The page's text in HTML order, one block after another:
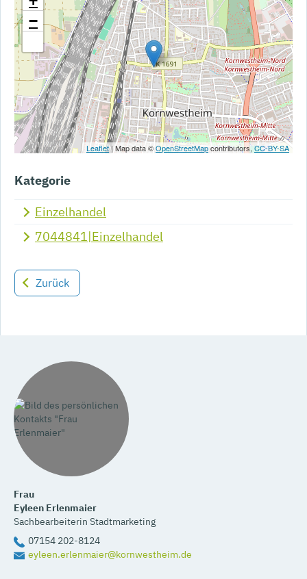
−
Leaflet| Map data ©OpenStreetMapcontributors,CC-BY-SA
Kategorie
Einzelhandel
7044841|Einzelhandel
Zurück
Frau
Eyleen Erlenmaier
Sachbearbeiterin Stadtmarketing
eyleen.erlenmaier@kornwestheim.de
07154 202-8124